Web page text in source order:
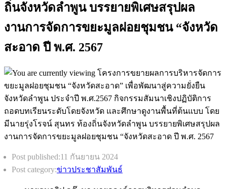
ถิ่นจั​งหวัดลำพูน​ บรรยายพิเศษสรุปผล​
งานการจัดการขยะมูลฝอยชุมชน​ “จังหวัด
สะอาด​ ปี​ พ.ศ.​ 2567​
Post published:11 กันยายน 2024
Post category:ข่าวประชาสัมพันธ์